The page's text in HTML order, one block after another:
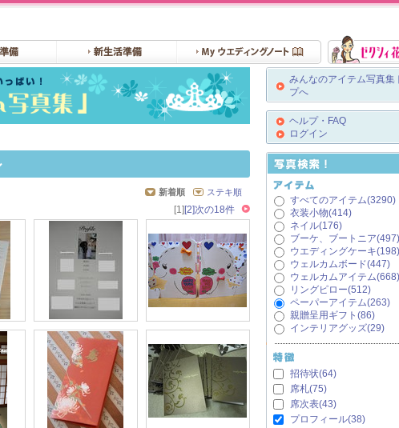
新着順 ステキ順
[1] [2]次の18件
みんなのアイテム写真集
プへ
ヘルプ・FAQ
ログイン
すべてのアイテム(3290)
衣装小物(414)
ネイル(176)
ブーケ、ブートニア(497)
ウエディングケーキ(198)
ウェルカムボード(447)
ウェルカムアイテム(668)
リングピロー(512)
ペーパーアイテム(263)
親贈呈用ギフト(86)
インテリアグッズ(29)
招待状(64)
席札(75)
席次表(43)
プロフィール(38)